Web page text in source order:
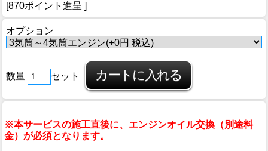
[870ポイント進呈 ]
オプション
数量 セット
※本サービスの施工直後に、エンジンオイル交換（別途料
金）が必須となります。